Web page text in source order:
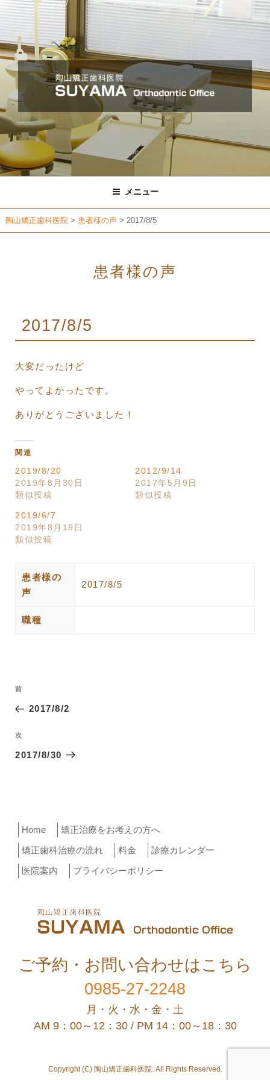
コ
ン
ン
ツ
ス
キ
ッ
プ
メニュー
陶山矯正歯科医院 > 患者様の声 > 2017/8/5
患者様の声
2017/8/5
大変だったけど
やってよかったです。
ありがとうございました！
関連
2019/8/20
2019年8月30日
類似投稿
2012/9/14
2017年5月9日
類似投稿
2019/6/7
2019年8月19日
類似投稿
患者様の
声
2017/8/5
職種
投
ナ
ビ
ゲ
過
去
投
稿
前
2017/8/2
次
の
次
2017/8/30
Home
矯正治療をお考えの方へ
矯正歯科治療の流れ
料金
診療カレンダー
医院案内
プライバシーポリシー
ご予約・お問い合わせはこちら
0985-27-2248
月・火・水・金・土
AM 9：00～12：30 / PM 14：00～18：30
Copyright (C) 陶山矯正歯科医院. All Rights Reserved.